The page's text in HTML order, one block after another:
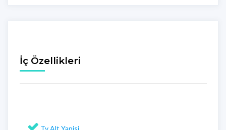
İç Özellikleri
Tv Alt Yapisi